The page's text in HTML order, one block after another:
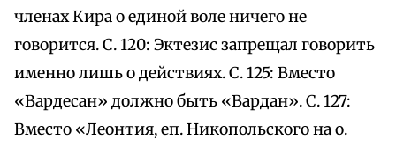
членах Кира о единой воле ничего не
говорится. С. 120: Эктезис запрещал говорить
именно лишь о действиях. С. 125: Вместо
«Вардесан» должно быть «Вардан». С. 127:
Вместо «Леонтия, еп. Никопольского на о.